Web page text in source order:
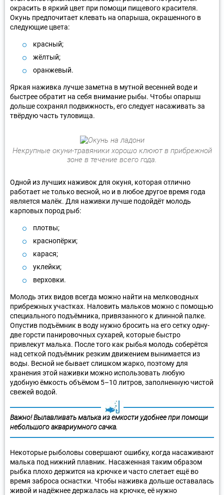
окрасить в яркий цвет при помощи пищевого красителя.
Окунь предпочитает клевать на опарыша, окрашенного в
следующие цвета:
красный;
жёлтый;
оранжевый.
Яркая наживка лучше заметна в мутной весенней воде и
быстрее обратит на себя внимание рыбы. Чтобы опарыш
дольше сохранял подвижность, его следует насаживать за
твёрдую часть туловища.
Некрупные окуни-травяники хорошо клюют в прибрежной
зоне в течение всего года.
Одной из лучших наживок для окуня, которая отлично
работает не только весной, но и в любое другое время года
является малёк. Для наживки лучше подойдёт молодь
карповых пород рыб:
плотвы;
краснопёрки;
карася;
уклейки;
верховки.
Молодь этих видов всегда можно найти на мелководных
прибрежных участках. Наловить мальков можно с помощью
специального подъёмника, привязанного к длинной палке.
Опустив подъёмник в воду нужно бросить на его сетку одну-
две горсти панировочных сухарей, которые быстро
привлекут малька. После того как рыбья молодь соберётся
над сеткой подъёмник резким движением вынимается из
воды. Весной не бывает слишком жарко, поэтому для
хранения этой наживки можно использовать любую
удобную ёмкость объёмом 5–10 литров, заполненную чистой
свежей водой.
Важно! Вылавливать малька из ёмкости удобнее при помощи
небольшого аквариумного сачка.
Некоторые рыболовы совершают ошибку, когда насаживают
малька под нижний плавник. Насаженная таким образом
рыбка плохо держится на крючке и часто слетает ещё во
время заброса оснастки. Чтобы наживка дольше оставалась
живой и надёжнее держалась на крючке, её нужно